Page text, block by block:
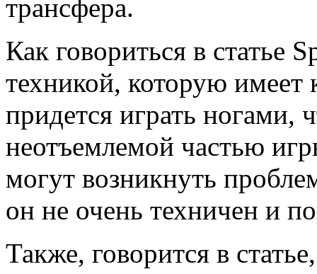
трансфера.
Как говориться в статье
техникой, которую имеет
придется играть ногами,
неотъемлемой частью
могут возникнуть
он не очень техничен и
Также, говорится в